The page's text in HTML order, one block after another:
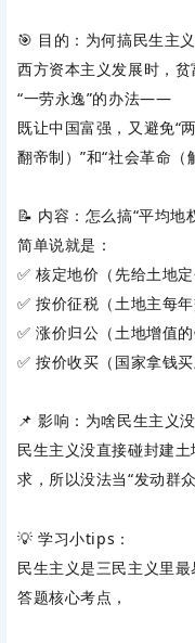
🎯 目的：为何搞民生主
西方资本主义发展时，
“一劳永逸”的办法——
既让中国富强，又避免“
翻帝制）”和“社会革命（
📝 内容：怎么搞“平均地
简单说就是：
✅ 核定地价（先给土地定
✅ 按价征税（土地主每年
✅ 涨价归公（土地增值的
✅ 按价收买（国家拿钱买
📌 影响：为啥民生主义没
民生主义没直接碰封建
求，所以没法当“发动群
💡 学习小tips：
民生主义是三民主义里‌最
答题核心考点，